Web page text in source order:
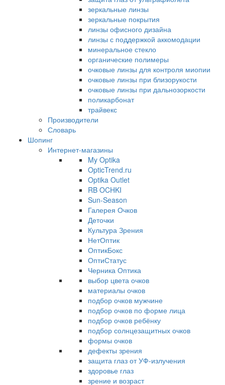
зеркальные линзы
зеркальные покрытия
линзы офисного дизайна
линзы с поддержкой аккомодации
минеральное стекло
органические полимеры
очковые линзы для контроля миопии
очковые линзы при близорукости
очковые линзы при дальнозоркости
поликарбонат
трайвекс
Производители
Словарь
Шопинг
Интернет-магазины
My Optika
OpticTrend.ru
Optika Outlet
RB OCHKI
Sun-Season
Галерея Очков
Деточки
Культура Зрения
НетОптик
ОптикБокс
ОптиСтатус
Черника Оптика
выбор цвета очков
материалы очков
подбор очков мужчине
подбор очков по форме лица
подбор очков ребёнку
подбор солнцезащитных очков
формы очков
дефекты зрения
защита глаз от УФ-излучения
здоровье глаз
зрение и возраст